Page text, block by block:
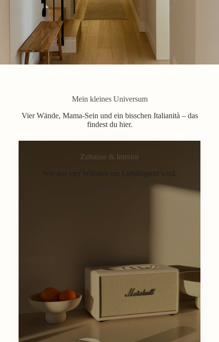
Mein kleines Universum
Vier Wände, Mama-Sein und ein bisschen Italianità – das
findest du hier.
Zuhause & Interior
Wie aus vier Wänden ein Lieblingsort wird.